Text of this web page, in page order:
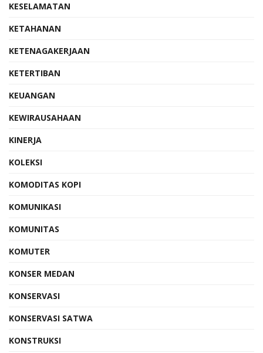
KESELAMATAN
KETAHANAN
KETENAGAKERJAAN
KETERTIBAN
KEUANGAN
KEWIRAUSAHAAN
KINERJA
KOLEKSI
KOMODITAS KOPI
KOMUNIKASI
KOMUNITAS
KOMUTER
KONSER MEDAN
KONSERVASI
KONSERVASI SATWA
KONSTRUKSI